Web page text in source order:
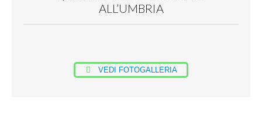
ALL’UMBRIA
VEDI FOTOGALLERIA